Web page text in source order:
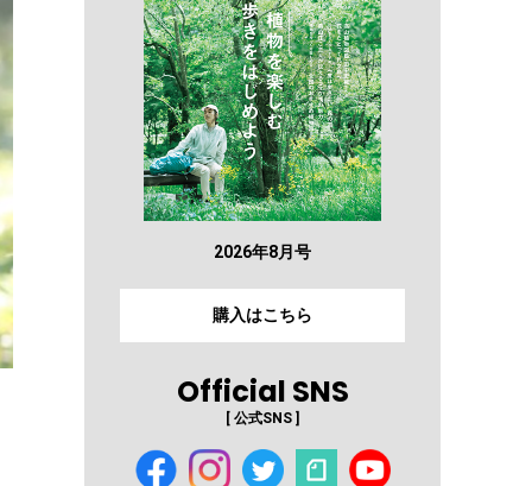
2026年8月号
購入はこちら
Official SNS
[ 公式SNS ]